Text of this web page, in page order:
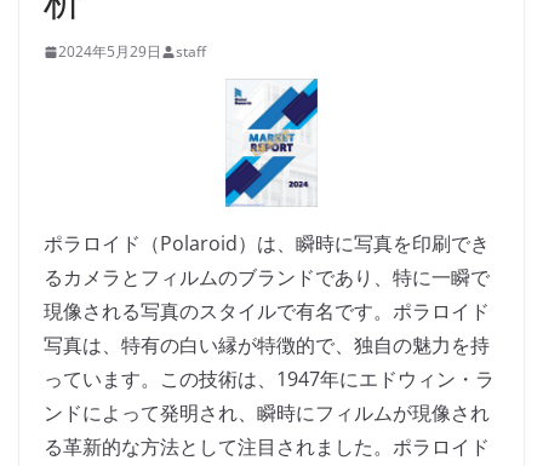
2024年5月29日 staff
ポラロイド（Polaroid）は、瞬時に写真を印刷でき
るカメラとフィルムのブランドであり、特に一瞬で
現像される写真のスタイルで有名です。ポラロイド
写真は、特有の白い縁が特徴的で、独自の魅力を持
っています。この技術は、1947年にエドウィン・ラ
ンドによって発明され、瞬時にフィルムが現像され
る革新的な方法として注目されました。ポラロイド